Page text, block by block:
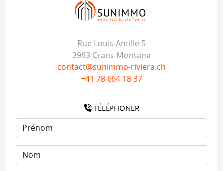
Rue Louis-Antille 5
3963 Crans-Montana
contact@sunimmo-riviera.ch
+41 78 664 18 37
TÉLÉPHONER